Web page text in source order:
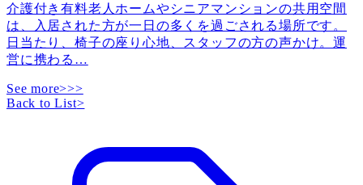
介護付き有料老人ホームやシニアマンションの共用空間
は、入居された方が一日の多くを過ごされる場所です。
日当たり、椅子の座り心地、スタッフの方の声かけ。運
営に携わる …
See more>>>
Back to List>